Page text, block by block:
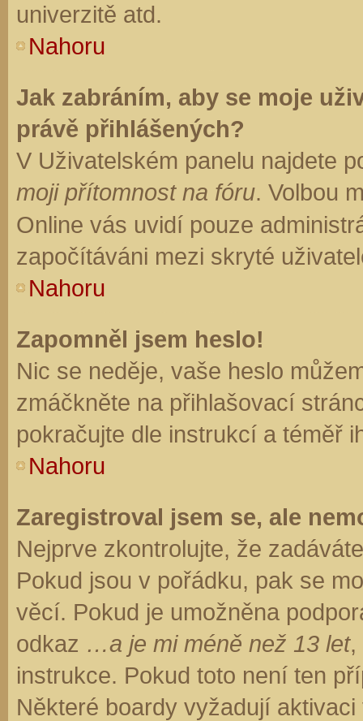
univerzitě atd.
Nahoru
Jak zabráním, aby se moje
právě přihlášených?
V Uživatelském panelu najdete
moji přítomnost na fóru. Volbou
Online vás uvidí pouze
započítáváni mezi skryté
Nahoru
Zapomněl jsem heslo!
Nic se neděje, vaše heslo
zmáčkněte na přihlašovací
pokračujte dle instrukcí a téměř
Nahoru
Zaregistroval jsem se, ale
Nejprve zkontrolujte, že
Pokud jsou v pořádku, pak se
věcí. Pokud je umožněna
odkaz …a je mi méně než 13 let,
instrukce. Pokud toto není ten
Některé boardy vyžadují